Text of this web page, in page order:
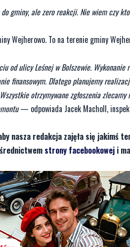
gminy, ale zero reakcji. Nie wiem czy
Wejherowo. To na terenie gminy
od ulicy Leśnej w Bolszewie.
finansowym. Dlatego planujemy
otrzymywane zgłoszenia zlecamy
— odpowiada Jacek Macholl,
nasza redakcja zajęła się jakimś
strony facebookowej i